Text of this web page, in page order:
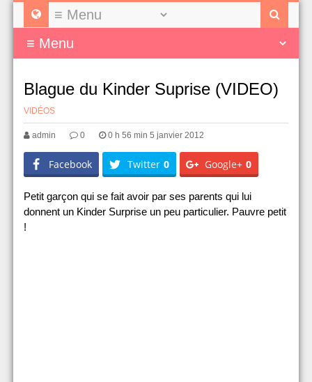
Blague du Kinder Suprise (VIDEO)
VIDÉOS
admin 0 0 h 56 min 5 janvier 2012
Facebook Twitter 0 Google+ 0
Petit garçon qui se fait avoir par ses parents qui lui
donnent un Kinder Surprise un peu particulier. Pauvre petit
!